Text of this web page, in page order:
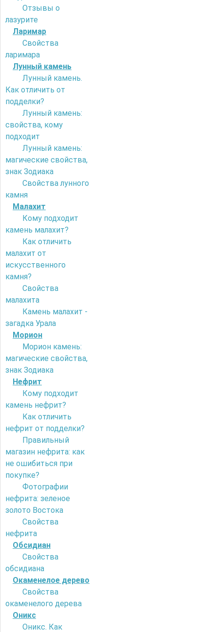
Отзывы о
лазурите
Ларимар
Свойства
ларимара
Лунный камень
Лунный камень.
Как отличить от
подделки?
Лунный камень:
свойства, кому
подходит
Лунный камень:
магические свойства,
знак Зодиака
Свойства лунного
камня
Малахит
Кому подходит
камень малахит?
Как отличить
малахит от
искусственного
камня?
Свойства
малахита
Камень малахит -
загадка Урала
Морион
Морион камень:
магические свойства,
знак Зодиака
Нефрит
Кому подходит
камень нефрит?
Как отличить
нефрит от подделки?
Правильный
магазин нефрита: как
не ошибиться при
покупке?
Фотографии
нефрита: зеленое
золото Востока
Свойства
нефрита
Обсидиан
Свойства
обсидиана
Окаменелое дерево
Свойства
окаменелого дерева
Оникс
Оникс. Как